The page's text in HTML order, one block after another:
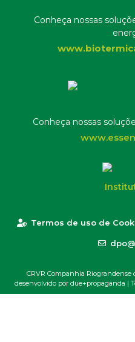
Conheça nossas
Conheça nossas
Termos de uso de
CRVR Companhia Riograndense
desenvolvido por due+propaganda |